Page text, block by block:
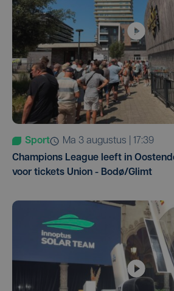
Sport
ma 3 augustus | 17:39
Champions League leeft in
voor tickets Union - Bodø/Glimt